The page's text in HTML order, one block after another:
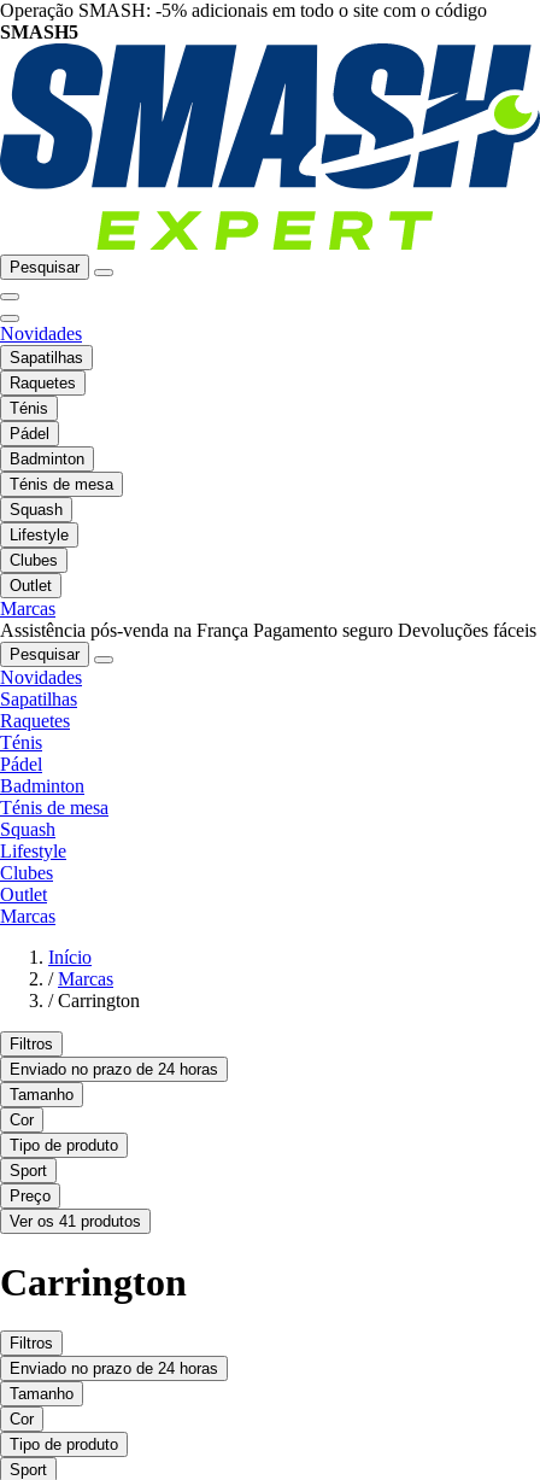
Operação SMASH: -5% adicionais em todo o site com o código
SMASH5
Pesquisar
Novidades
Sapatilhas
Raquetes
Ténis
Pádel
Badminton
Ténis de mesa
Squash
Lifestyle
Clubes
Outlet
Marcas
Assistência pós-venda na França Pagamento seguro Devoluções fáceis
Pesquisar
Novidades
Sapatilhas
Raquetes
Ténis
Pádel
Badminton
Ténis de mesa
Squash
Lifestyle
Clubes
Outlet
Marcas
Início
/ Marcas
/ Carrington
Filtros
Enviado no prazo de 24 horas
Tamanho
Cor
Tipo de produto
Sport
Preço
Ver os 41 produtos
Carrington
Filtros
Enviado no prazo de 24 horas
Tamanho
Cor
Tipo de produto
Sport